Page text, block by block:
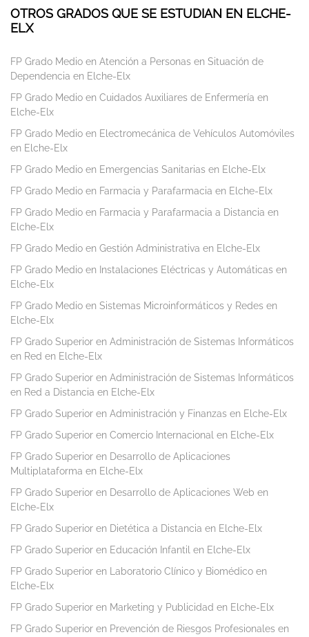
OTROS GRADOS QUE SE ESTUDIAN EN ELCHE-
ELX
FP Grado Medio en Atención a Personas en Situación de
Dependencia en Elche-Elx
FP Grado Medio en Cuidados Auxiliares de Enfermería en
Elche-Elx
FP Grado Medio en Electromecánica de Vehículos Automóviles
en Elche-Elx
FP Grado Medio en Emergencias Sanitarias en Elche-Elx
FP Grado Medio en Farmacia y Parafarmacia en Elche-Elx
FP Grado Medio en Farmacia y Parafarmacia a Distancia en
Elche-Elx
FP Grado Medio en Gestión Administrativa en Elche-Elx
FP Grado Medio en Instalaciones Eléctricas y Automáticas en
Elche-Elx
FP Grado Medio en Sistemas Microinformáticos y Redes en
Elche-Elx
FP Grado Superior en Administración de Sistemas Informáticos
en Red en Elche-Elx
FP Grado Superior en Administración de Sistemas Informáticos
en Red a Distancia en Elche-Elx
FP Grado Superior en Administración y Finanzas en Elche-Elx
FP Grado Superior en Comercio Internacional en Elche-Elx
FP Grado Superior en Desarrollo de Aplicaciones
Multiplataforma en Elche-Elx
FP Grado Superior en Desarrollo de Aplicaciones Web en
Elche-Elx
FP Grado Superior en Dietética a Distancia en Elche-Elx
FP Grado Superior en Educación Infantil en Elche-Elx
FP Grado Superior en Laboratorio Clínico y Biomédico en
Elche-Elx
FP Grado Superior en Marketing y Publicidad en Elche-Elx
FP Grado Superior en Prevención de Riesgos Profesionales en